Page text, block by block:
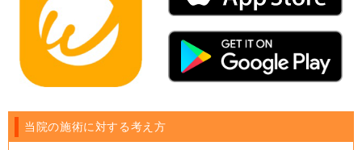
当院の施術に対する考え方